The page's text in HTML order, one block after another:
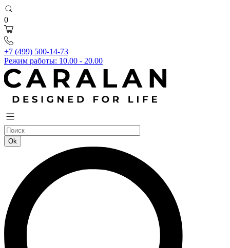
0
+7 (499) 500-14-73
Режим работы: 10.00 - 20.00